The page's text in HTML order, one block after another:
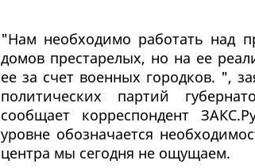
"Нам необходимо работать над
домов престарелых, но на ее
ее за счет военных городков. ",
политических партий
сообщает корреспондент
уровне обозначается
центра мы сегодня не ощущаем.